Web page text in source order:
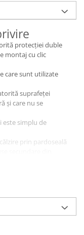
protecției duble
montaj cu clic
care sunt utilizate
suprafeței
și care nu se
este simplu de
prin pardoseală
laminată pentru
Placa de bază cu
împreună cu
CLIC it!” conferă